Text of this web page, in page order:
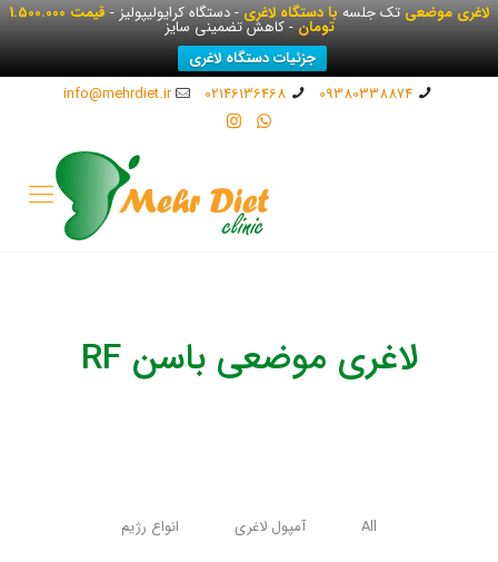
لاغری موضعیتک جلسهبا دستگاه لاغری- دستگاه کرایولیپولیز - قیمت 1.500.000
تومان- کاهش تضمینی سایز
جزئیات دستگاه لاغری
09380338874
02146136468
info@mehrdiet.ir
لاغری موضعی باسن RF
All آمپول لاغری انواع رژیم